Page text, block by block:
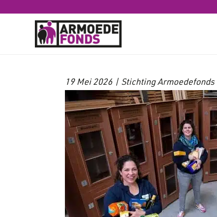
Buurtkasten
19 Mei 2026 | Stichting Armoedefonds